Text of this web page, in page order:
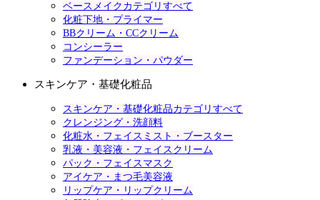
ベースメイクカテゴリすべて
化粧下地・プライマー
BBクリーム・CCクリーム
コンシーラー
ファンデーション・パウダー
スキンケア・基礎化粧品
スキンケア・基礎化粧品カテゴリすべて
クレンジング・洗顔料
化粧水・フェイスミスト・ブースター
乳液・美容液・フェイスクリーム
パック・フェイスマスク
アイケア・まつ毛美容液
リップケア・リップクリーム